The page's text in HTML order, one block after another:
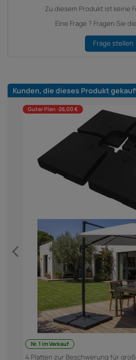
Zu diesem Produkt ist keine
Eine Frage ? Fragen Sie
Frage stellen
Kunden, die dieses Produkt
Guter Plan -26,00 €
Nr. 1 im Verkauf
4 Platten zur Beschwerung für